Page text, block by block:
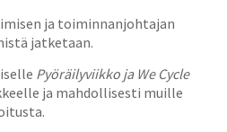
ja toiminnanjohtajan
jatketaan.
Pyöräilyviikko ja We Cycle
ja mahdollisesti muille